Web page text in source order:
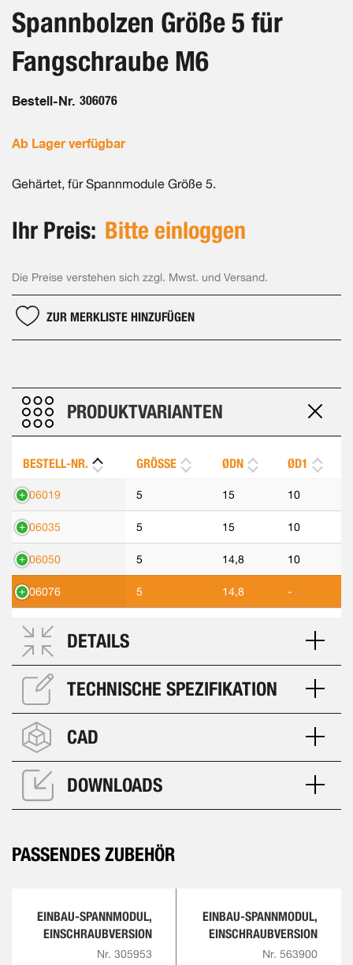
Bildergalerie
springen
Spannbolzen Größe 5 für
Fangschraube M6
Bestell-Nr. 306076
Ab Lager verfügbar
Gehärtet, für Spannmodule Größe 5.
Ihr Preis: Bitte einloggen
Die Preise verstehen sich zzgl. Mwst. und Versand.
ZUR MERKLISTE HINZUFÜGEN
PRODUKTVARIANTEN
BESTELL-NR. GRÖSSE ØDN ØD1
306019 5 15 10
306035 5 15 10
306050 5 14,8 10
306076 5 14,8 -
DETAILS
TECHNISCHE SPEZIFIKATION
CAD
DOWNLOADS
PASSENDES ZUBEHÖR
EINBAU-SPANNMODUL,
EINSCHRAUBVERSION
Nr. 305953
EINBAU-SPANNMODUL,
EINSCHRAUBVERSION
Nr. 563900